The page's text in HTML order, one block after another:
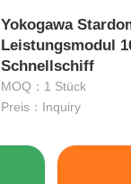
Yokogawa
Leistungsmodul
Schnellschiff
MOQ：1 Stück
Preis：Inquiry